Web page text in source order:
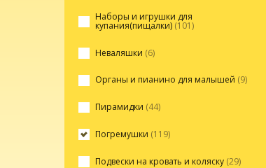
Наборы и игрушки для
купания(пищалки) (101)
Неваляшки (6)
Органы и пианино для малышей (9)
Пирамидки (44)
Погремушки (119)
Подвески на кровать и коляску (29)